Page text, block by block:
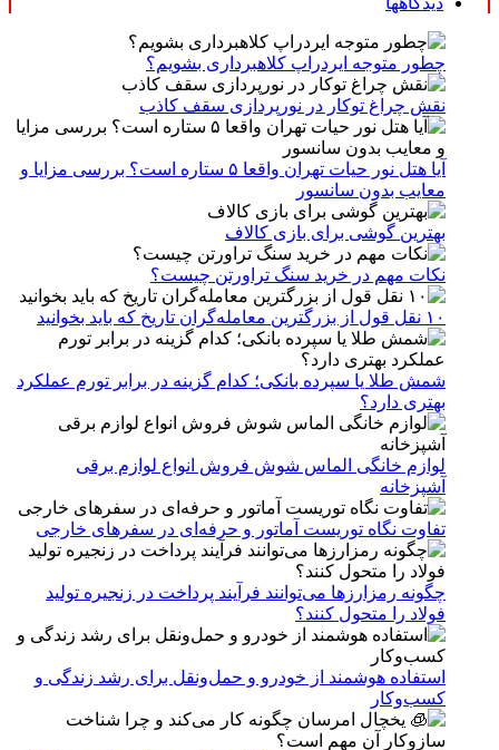
چطور متوجه ایردراپ کلاهبرداری بشویم؟
نقش چراغ توکار در نورپردازی سقف کاذب
آیا هتل نور حیات تهران واقعا ۵ ستاره است؟ بررسی مزایا و
معایب بدون سانسور
بهترین گوشی برای بازی کالاف
نکات مهم در خرید سنگ تراورتن چیست؟
۱۰ نقل قول از بزرگترین معامله‌گران تاریخ که باید بخوانید
شمش طلا یا سپرده بانکی؛ کدام گزینه در برابر تورم عملکرد
بهتری دارد؟
لوازم خانگی الماس شوش فروش انواع لوازم برقی
آشپزخانه
تفاوت نگاه توریست آماتور و حرفه‌ای در سفرهای خارجی
چگونه رمزارزها می‌توانند فرآیند پرداخت در زنجیره تولید
فولاد را متحول کنند؟
استفاده هوشمند از خودرو و حمل‌ونقل برای رشد زندگی و
کسب‌وکار